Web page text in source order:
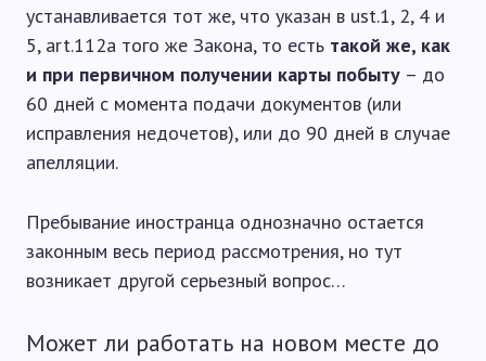
устанавливается тот же, что указан в ust.1, 2, 4 и
5, art.112a того же Закона, то есть такой же, как
и при первичном получении карты побыту – до
60 дней с момента подачи документов (или
исправления недочетов), или до 90 дней в случае
апелляции.
Пребывание иностранца однозначно остается
законным весь период рассмотрения, но тут
возникает другой серьезный вопрос…
Может ли работать на новом месте до